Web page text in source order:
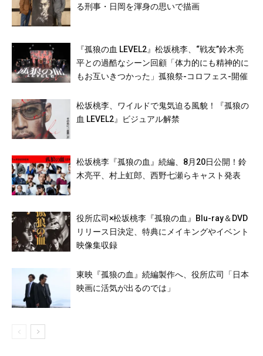
る刑事・日岡を渾身の思いで描画
『孤狼の血 LEVEL2』松坂桃李、“戦友”鈴木亮
平との過酷なシーン回顧「体力的にも精神的に
もお互いきつかった」孤狼祭-コロフェス-開催
松坂桃李、ワイルドで鬼気迫る風貌！『孤狼の
血 LEVEL2』ビジュアル解禁
松坂桃李『孤狼の血』続編、8月20日公開！鈴
木亮平、村上虹郎、西野七瀬らキャスト発表
役所広司×松坂桃李『孤狼の血』Blu-ray＆DVD
リリース日決定、特典にメイキングやイベント
映像集収録
東映『孤狼の血』続編製作へ、役所広司「日本
映画に活気が出るのでは」